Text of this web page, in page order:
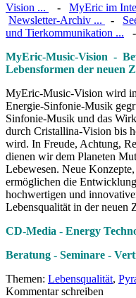
Vision ...
- MyEric im
Newsletter-Archiv ...
-
und Tierkommunikation ...
-
MyEric-Music-Vision -
Lebensformen der neuen
MyEric-Music-Vision wird
Energie-Sinfonie-Musik
Sinfonie-Musik und das
durch Cristallina-Vision bis
wird. In Freude, Achtung,
dienen wir dem Planeten
Lebewesen. Neue
ermöglichen die
hochwertigen und
Lebensqualität in der neuen
CD-Media - Energy
Beratung - Seminare -
Themen: Lebensqualität,
Kommentar schreiben